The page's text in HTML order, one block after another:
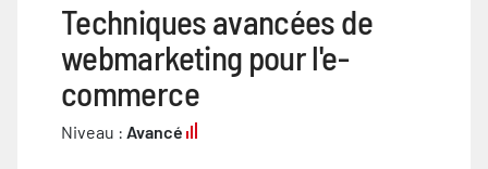
Techniques avancées de
webmarketing pour l'e-
commerce
Niveau : Avancé